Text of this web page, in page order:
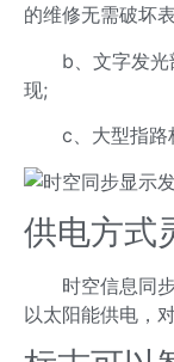
的维修无需破坏
b、文字发光
现;
c、大型指路
供电方式
时空信息同步
以太阳能供电，